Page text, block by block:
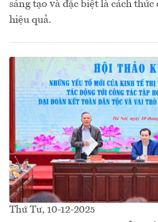
sáng tạo và đặc biệt là cách
hiệu quả.
Thứ Tư, 10-12-2025